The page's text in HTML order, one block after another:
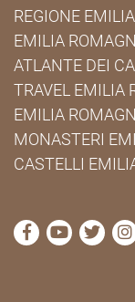
REGIONE
EMILIA
ATLANTE DEI
TRAVEL EMILIA
EMILIA
MONASTERI
CASTELLI
visita lavisita la